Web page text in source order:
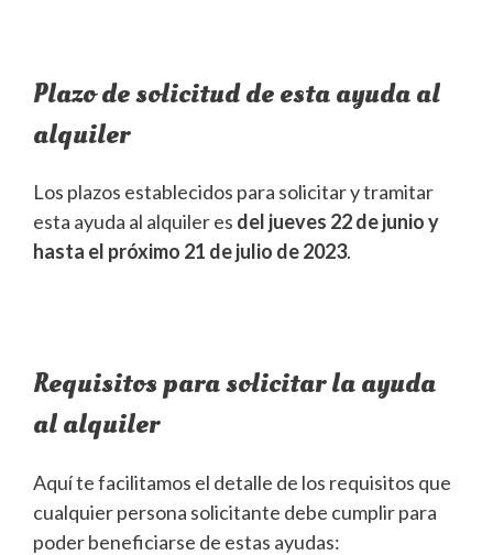
Plazo de solicitud de esta ayuda al
alquiler
Los plazos establecidos para solicitar y tramitar
esta ayuda al alquiler es del jueves 22 de junio y
hasta el próximo 21 de julio de 2023.
Requisitos para solicitar la ayuda
al alquiler
Aquí te facilitamos el detalle de los requisitos que
cualquier persona solicitante debe cumplir para
poder beneficiarse de estas ayudas: